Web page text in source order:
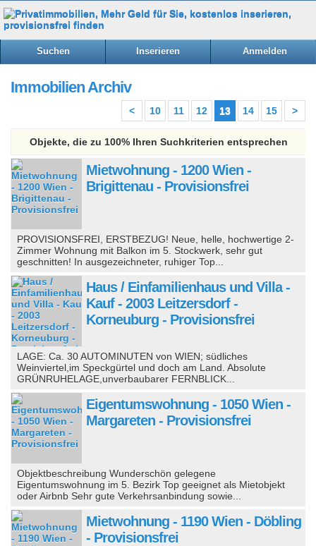
Suchen Inserieren Anmelden
Immobilien Archiv
< 10 11 12 13 14 15 >
Objekte, die zu 100% Ihren Suchkriterien entsprechen
Mietwohnung - 1200 Wien -
Brigittenau - Provisionsfrei
PROVISIONSFREI, ERSTBEZUG! Neue, helle, hochwertige 2-
Zimmer Wohnung mit Balkon im 5. Stockwerk, sehr gut
geschnitten! In ausgezeichneter, ruhiger Top...
Haus / Einfamilienhaus und Villa -
Kauf - 2003 Leitzersdorf -
Korneuburg - Provisionsfrei
LAGE: Ca. 30 AUTOMINUTEN von WIEN; südliches
Weinviertel,im Speckgürtel und doch am Land. Absolute
GRÜNRUHELAGE,unverbaubarer FERNBLICK...
Eigentumswohnung - 1050 Wien -
Margareten - Provisionsfrei
Objektbeschreibung Wunderschön gelegene
Eigentumswohnung im 5. Bezirk Top geeignet als Mietobjekt
oder Airbnb Sehr gute Verkehrsanbindung sowie...
Mietwohnung - 1190 Wien - Döbling
- Provisionsfrei